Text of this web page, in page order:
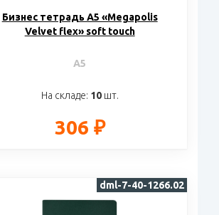
Бизнес тетрадь А5 «Megapolis
Velvet flex» soft touch
A5
На складе: 10шт.
306 ₽
dml-7-40-1266.02